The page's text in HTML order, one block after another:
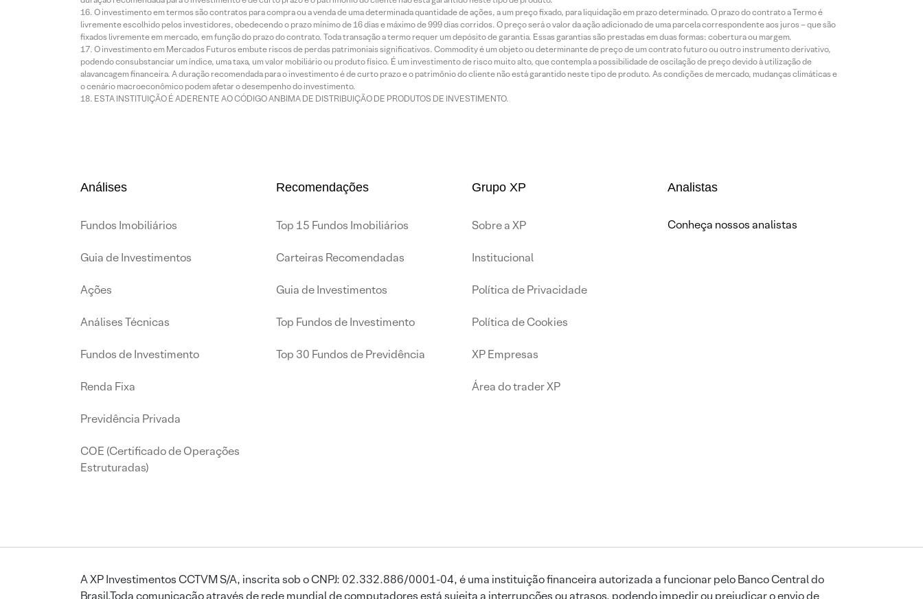
O investimento em termos são contratos para compra ou a venda de uma determinada quantidade de ações, a um preço fixado, para liquidação em prazo determinado. O prazo do contrato a Termo é
livremente escolhido pelos investidores, obedecendo o prazo mínimo de 16 dias e máximo de 999 dias corridos. O preço será o valor da ação adicionado de uma parcela correspondente aos juros – que são
fixados livremente em mercado, em função do prazo do contrato. Toda transação a termo requer um depósito de garantia. Essas garantias são prestadas em duas formas: cobertura ou margem.
O investimento em Mercados Futuros embute riscos de perdas patrimoniais significativos. Commodity é um objeto ou determinante de preço de um contrato futuro ou outro instrumento derivativo,
podendo consubstanciar um índice, uma taxa, um valor mobiliário ou produto físico. É um investimento de risco muito alto, que contempla a possibilidade de oscilação de preço devido à utilização de
alavancagem financeira. A duração recomendada para o investimento é de curto prazo e o patrimônio do cliente não está garantido neste tipo de produto. As condições de mercado, mudanças climáticas e
o cenário macroeconômico podem afetar o desempenho do investimento.
ESTA INSTITUIÇÃO É ADERENTE AO CÓDIGO ANBIMA DE DISTRIBUIÇÃO DE PRODUTOS DE INVESTIMENTO.
Análises
Fundos Imobiliários
Guia de Investimentos
Ações
Análises Técnicas
Fundos de Investimento
Renda Fixa
Previdência Privada
COE (Certificado de Operações
Estruturadas)
Recomendações
Top 15 Fundos Imobiliários
Carteiras Recomendadas
Guia de Investimentos
Top Fundos de Investimento
Top 30 Fundos de Previdência
Grupo XP
Sobre a XP
Institucional
Política de Privacidade
Política de Cookies
XP Empresas
Área do trader XP
Analistas
Conheça nossos analistas
A XP Investimentos CCTVM S/A, inscrita sob o CNPJ: 02.332.886/0001-04, é uma instituição financeira autorizada a funcionar pelo Banco Central do
Brasil.Toda comunicação através de rede mundial de computadores está sujeita a interrupções ou atrasos, podendo impedir ou prejudicar o envio de